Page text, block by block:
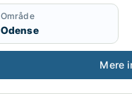
Område
Odense
Mere